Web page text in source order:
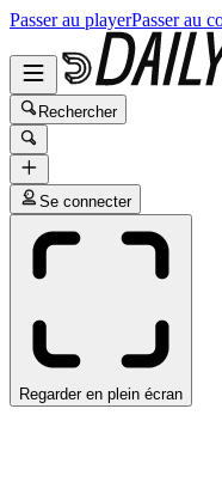
Passer au playerPasser au
Rechercher
Se connecter
Regarder en plein écran